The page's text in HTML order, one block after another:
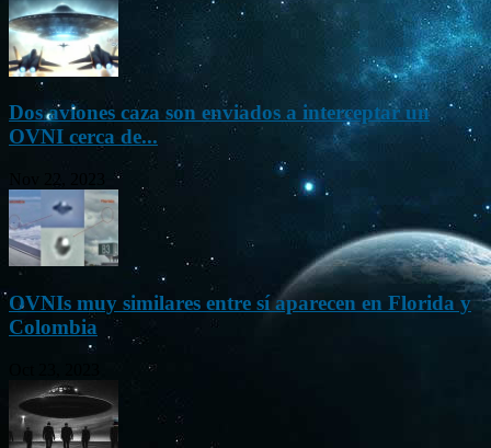
Dos aviones caza son enviados a interceptar un
OVNI cerca de...
OVNIs muy similares entre sí aparecen en Florida y
Colombia